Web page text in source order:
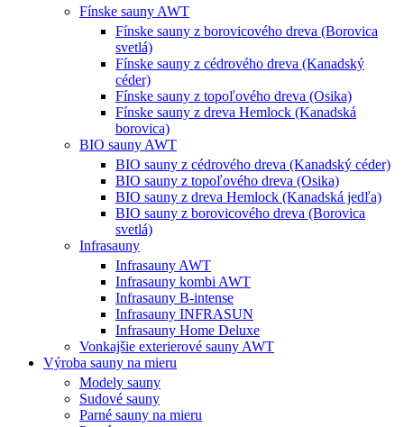
Fínske sauny AWT
Fínske sauny z borovicového dreva (Borovica
svetlá)
Fínske sauny z cédrového dreva (Kanadský
céder)
Fínske sauny z topoľového dreva (Osika)
Fínske sauny z dreva Hemlock (Kanadská
borovica)
BIO sauny AWT
BIO sauny z cédrového dreva (Kanadský céder)
BIO sauny z topoľového dreva (Osika)
BIO sauny z dreva Hemlock (Kanadská jedľa)
BIO sauny z borovicového dreva (Borovica
svetlá)
Infrasauny
Infrasauny AWT
Infrasauny kombi AWT
Infrasauny B-intense
Infrasauny INFRASUN
Infrasauny Home Deluxe
Vonkajšie exterierové sauny AWT
Výroba sauny na mieru
Modely sauny
Sudové sauny
Parné sauny na mieru